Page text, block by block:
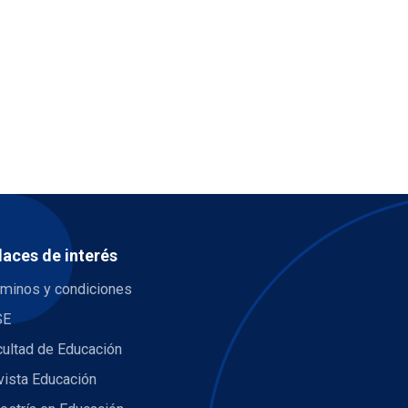
de interés
y condiciones
de Educación
Educación